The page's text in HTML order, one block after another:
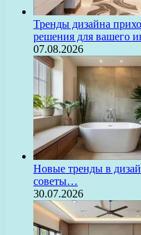
Тренды дизайна
решения для вашего
07.08.2026
Новые тренды в
советы…
30.07.2026